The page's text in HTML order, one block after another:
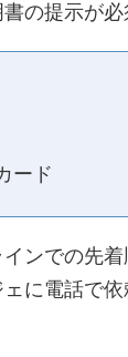
の提示が必
ード
ンでの先
に電話で